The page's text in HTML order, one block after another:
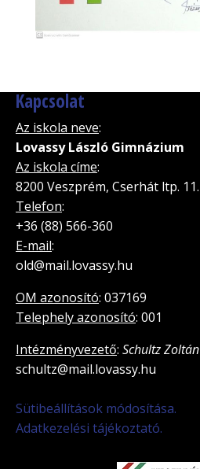
Kapcsolat
Az iskola neve:
Lovassy László Gimnázium
Az iskola címe:
8200 Veszprém, Cserhát ltp. 11.
Telefon:
+36 (88) 566-360
E-mail:
old@mail.lovassy.hu
OM azonosító: 037169
Telephely azonosító: 001
Intézményvezető: Schultz Zoltán
schultz@mail.lovassy.hu
Sütibeállítások módosítása.
Adatkezelési tájékoztató.